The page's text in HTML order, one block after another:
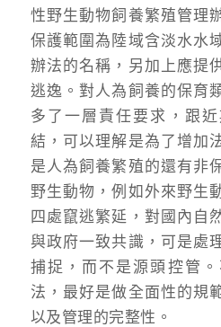
性野生動物飼養繁殖管理
保護範圍為陸域含淡水水
辦法的名稱，另加上應提
逃逸。對人為飼養的保育
多了一層責任要求，跟
結，可以理解是為了增加
是人為飼養繁殖的還有非
野生動物，例如外來野生
四處竄逃繁延，對國內自
與政府一致共識，可是處
捕捉，而不是源頭控管
法，最好是做全面性的規
以及管理的完整性。